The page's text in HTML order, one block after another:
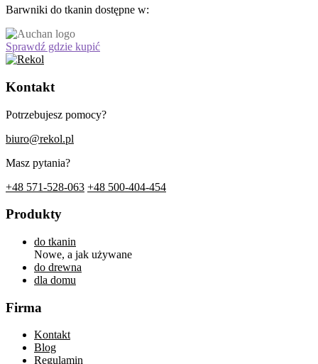
Barwniki do tkanin dostępne w:
Sprawdź gdzie kupić
Kontakt
Potrzebujesz pomocy?
biuro@rekol.pl
Masz pytania?
+48 571-528-063 +48 500-404-454
Produkty
do tkanin
Nowe, a jak używane
do drewna
dla domu
Firma
Kontakt
Blog
Regulamin